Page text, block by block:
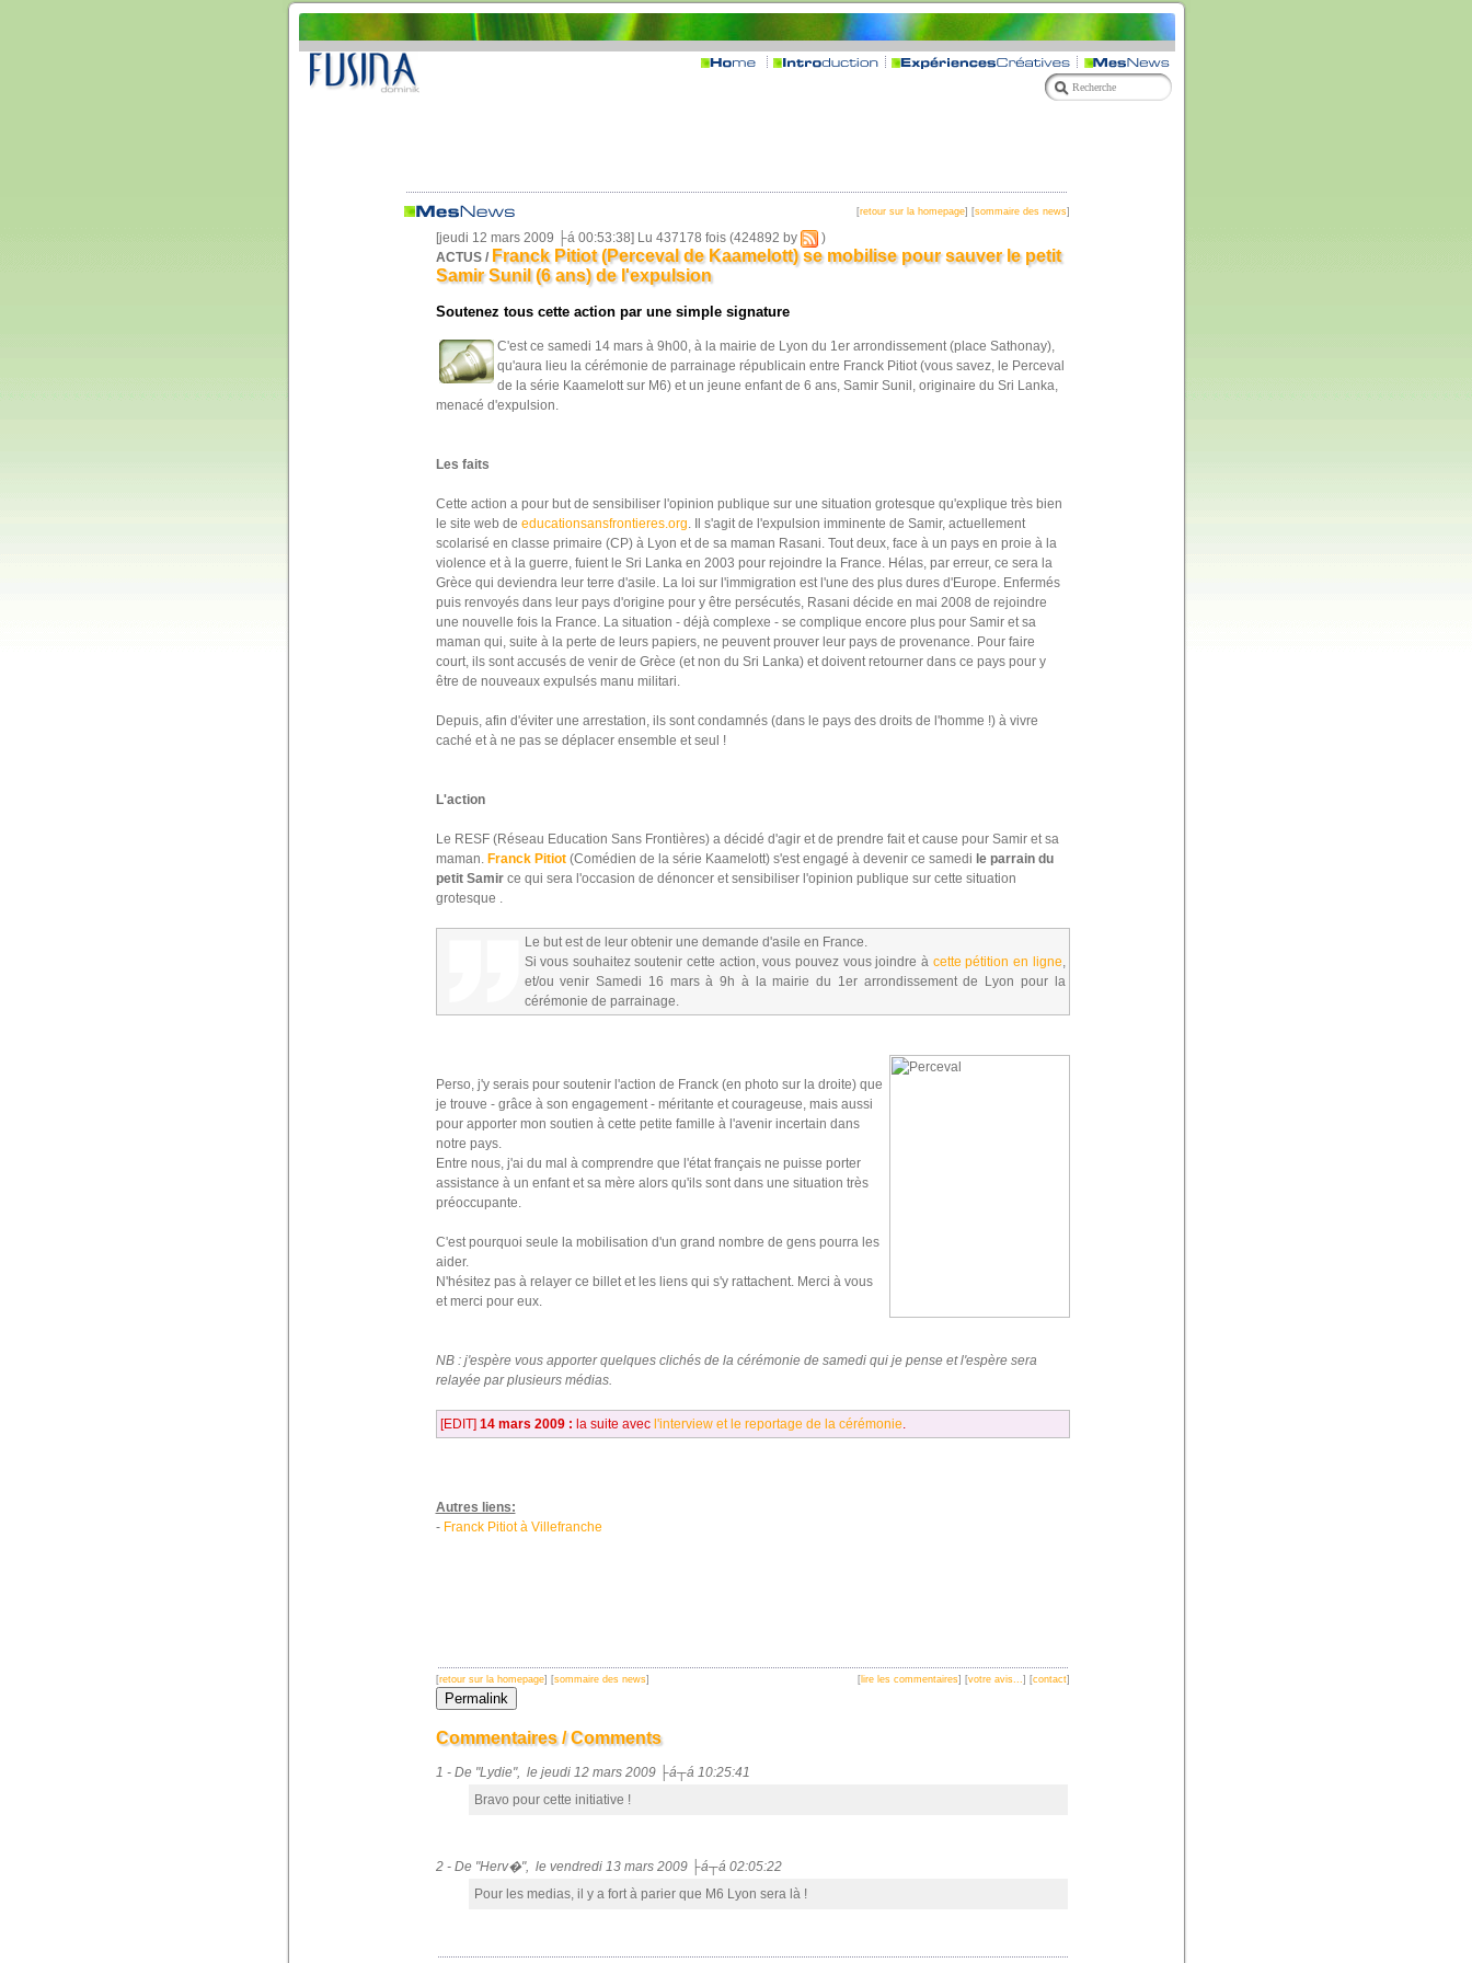
[retour sur la homepage] [sommaire des news]
[jeudi 12 mars 2009 ├á 00:53:38] Lu 437178 fois (424892 by
)
ACTUS / Franck Pitiot (Perceval de Kaamelott) se mobilise pour sauver le petit
Samir Sunil (6 ans) de l'expulsion
Soutenez tous cette action par une simple signature
C'est ce samedi 14 mars à 9h00, à la mairie de Lyon du 1er arrondissement (place Sathonay),
qu'aura lieu la cérémonie de parrainage républicain entre Franck Pitiot (vous savez, le Perceval
de la série Kaamelott sur M6) et un jeune enfant de 6 ans, Samir Sunil, originaire du Sri Lanka,
menacé d'expulsion.
Les faits
Cette action a pour but de sensibiliser l'opinion publique sur une situation grotesque qu'explique très bien
le site web de educationsansfrontieres.org. Il s'agit de l'expulsion imminente de Samir, actuellement
scolarisé en classe primaire (CP) à Lyon et de sa maman Rasani. Tout deux, face à un pays en proie à la
violence et à la guerre, fuient le Sri Lanka en 2003 pour rejoindre la France. Hélas, par erreur, ce sera la
Grèce qui deviendra leur terre d'asile. La loi sur l'immigration est l'une des plus dures d'Europe. Enfermés
puis renvoyés dans leur pays d'origine pour y être persécutés, Rasani décide en mai 2008 de rejoindre
une nouvelle fois la France. La situation - déjà complexe - se complique encore plus pour Samir et sa
maman qui, suite à la perte de leurs papiers, ne peuvent prouver leur pays de provenance. Pour faire
court, ils sont accusés de venir de Grèce (et non du Sri Lanka) et doivent retourner dans ce pays pour y
être de nouveaux expulsés manu militari.
Depuis, afin d'éviter une arrestation, ils sont condamnés (dans le pays des droits de l'homme !) à vivre
caché et à ne pas se déplacer ensemble et seul !
L'action
Le RESF (Réseau Education Sans Frontières) a décidé d'agir et de prendre fait et cause pour Samir et sa
maman. Franck Pitiot(Comédien de la série Kaamelott) s'est engagé à devenir ce samedi le parrain du
petit Samirce qui sera l'occasion de dénoncer et sensibiliser l'opinion publique sur cette situation
grotesque .
Le but est de leur obtenir une demande d'asile en France.
Si vous souhaitez soutenir cette action, vous pouvez vous joindre à cette pétition en ligne,
et/ou venir Samedi 16 mars à 9h à la mairie du 1er arrondissement de Lyon pour la
cérémonie de parrainage.
Perso, j'y serais pour soutenir l'action de Franck (en photo sur la droite) que
je trouve - grâce à son engagement - méritante et courageuse, mais aussi
pour apporter mon soutien à cette petite famille à l'avenir incertain dans
notre pays.
Entre nous, j'ai du mal à comprendre que l'état français ne puisse porter
assistance à un enfant et sa mère alors qu'ils sont dans une situation très
préoccupante.
C'est pourquoi seule la mobilisation d'un grand nombre de gens pourra les
aider.
N'hésitez pas à relayer ce billet et les liens qui s'y rattachent. Merci à vous
et merci pour eux.
NB : j'espère vous apporter quelques clichés de la cérémonie de samedi qui je pense et l'espère sera
relayée par plusieurs médias.
[EDIT] 14 mars 2009 : la suite avec l'interview et le reportage de la cérémonie.
Autres liens:
- Franck Pitiot à Villefranche
[retour sur la homepage] [sommaire des news] [lire les commentaires] [votre avis...] [contact]
Commentaires / Comments
1 - De "Lydie", le jeudi 12 mars 2009 ├á┬á 10:25:41
Bravo pour cette initiative !
2 - De "Herv�", le vendredi 13 mars 2009 ├á┬á 02:05:22
Pour les medias, il y a fort à parier que M6 Lyon sera là !